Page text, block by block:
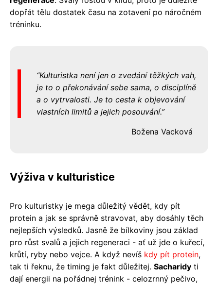
dopřát tělu dostatek času na zotavení po náročném
tréninku.
Kulturistka není jen o zvedání těžkých vah,
je to o překonávání sebe sama, o disciplíně
a o vytrvalosti. Je to cesta k objevování
vlastních limitů a jejich posouvání.
Božena Vacková
Výživa v kulturistice
Pro kulturistky je mega důležitý vědět, kdy pít
protein a jak se správně stravovat, aby dosáhly těch
nejlepších výsledků. Jasně že bílkoviny jsou základ
pro růst svalů a jejich regeneraci - ať už jde o kuřecí,
krůtí, ryby nebo vejce. A když nevíš kdy pít protein,
tak ti řeknu, že timing je fakt důležitej. Sacharidy ti
dají energii na pořádnej trénink - celozrnný pečivo,